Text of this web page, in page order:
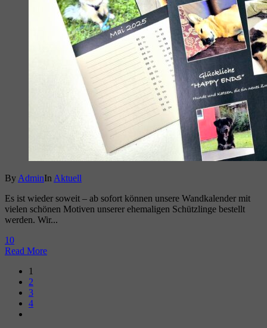
By AdminIn Aktuell
Es ist wieder soweit – ab sofort können unsere Wandkalender mit
vielen schönen Motiven unserer ehemaligen Schützlinge bestellt
werden. Wir...
10
Read More
1
2
3
4